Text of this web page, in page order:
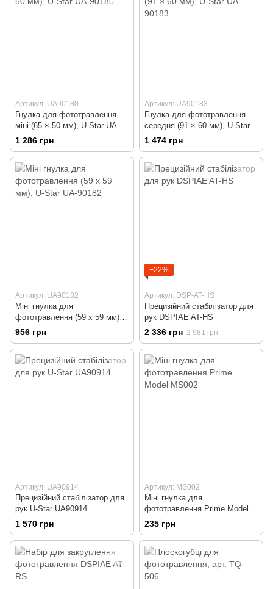
Артикул: UA90180
Гнулка для фототравлення
міні (65 × 50 мм), U-Star UA-
90180
1 286 грн
Артикул: UA90183
Гнулка для фототравлення
середня (91 × 60 мм), U-Star
UA-90183
1 474 грн
Артикул: UA90182
Міні гнулка для
фототравлення (59 x 59 мм),
U-Star UA-90182
956 грн
−22%
Артикул: DSP-AT-HS
Прецизійний стабілізатор для
рук DSPIAE AT-HS
2 336 грн 2 981 грн
Артикул: UA90914
Прецизійний стабілізатор для
рук U-Star UA90914
1 570 грн
Артикул: MS002
Міні гнулка для
фототравлення Prime Model
MS002
235 грн